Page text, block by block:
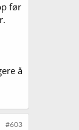
før
å
#603